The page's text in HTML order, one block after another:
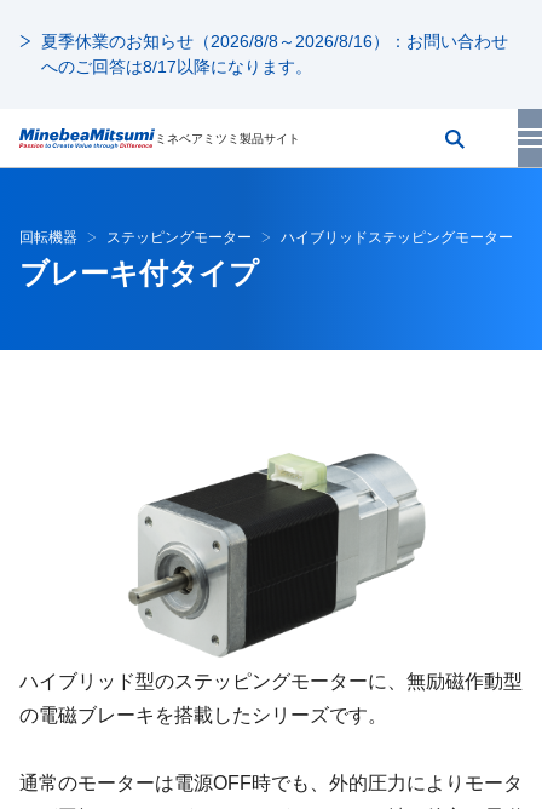
夏季休業のお知らせ（2026/8/8～2026/8/16）：お問い合わせ
へのご回答は8/17以降になります。
ミネベアミツミ製品サイト
回転機器 ステッピングモーター ハイブリッドステッピングモーター
ブレーキ付タイプ
ハイブリッド型のステッピングモーターに、無励磁作動型
の電磁ブレーキを搭載したシリーズです。
通常のモーターは電源OFF時でも、外的圧力によりモータ